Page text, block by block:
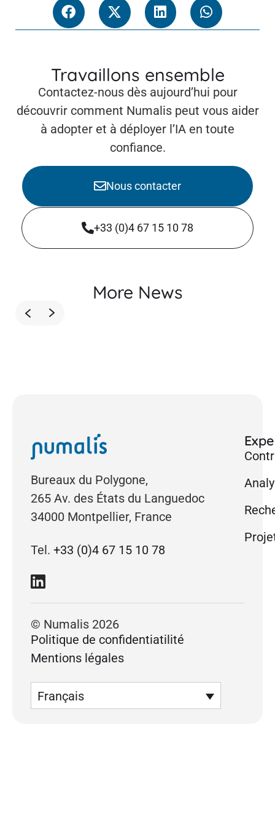
Travaillons ensemble
Contactez-nous dès aujourd’hui pour
découvrir comment Numalis peut vous aider
à adopter et à déployer l’IA en toute
confiance.
Nous contacter
+33 (0)4 67 15 10 78
More News
Bureaux du Polygone,
265 Av. des États du Languedoc
34000 Montpellier, France
Tel. +33 (0)4 67 15 10 78
© Numalis 2026
Politique de confidentiatilité
Mentions légales
Français